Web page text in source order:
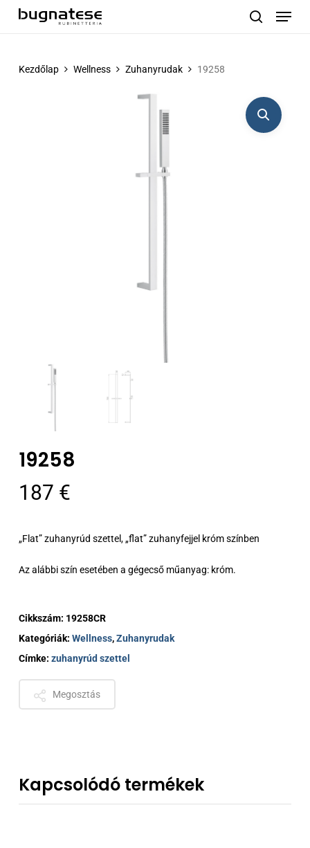
Menu
Kezdőlap Wellness Zuhanyrudak 19258
19258
187 €
„Flat” zuhanyrúd szettel, „flat” zuhanyfejjel króm színben
Az alábbi szín esetében a gégecső műanyag: króm.
Cikkszám: 19258CR
Kategóriák: Wellness,Zuhanyrudak
Címke: zuhanyrúd szettel
Megosztás
Kapcsolódó termékek